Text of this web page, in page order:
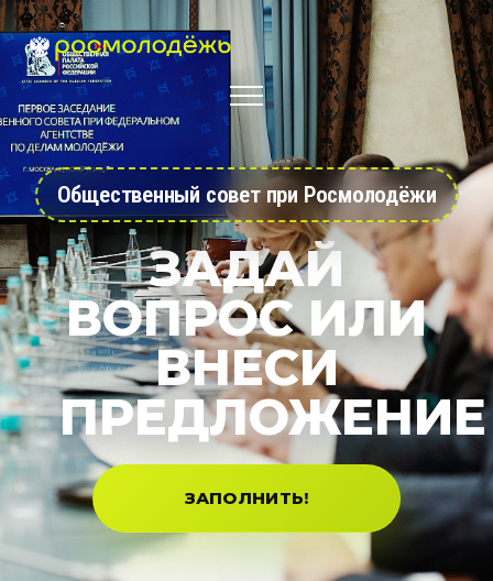
Общественный совет при Росмолодёжи
ЗАДАЙ
ВОПРОС ИЛИ
ВНЕСИ
ПРЕДЛОЖЕНИЕ
ЗАПОЛНИТЬ!